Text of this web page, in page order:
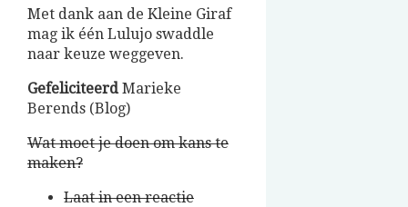
Met dank aan de Kleine Giraf
mag ik één Lulujo swaddle
naar keuze weggeven.
Gefeliciteerd Marieke
Berends (Blog)
Wat moet je doen om kans te
maken?
Laat in een reactie